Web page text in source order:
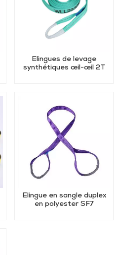
Élingues de levage
synthétiques œil-œil 2T
Élingue en sangle duplex
en polyester SF7